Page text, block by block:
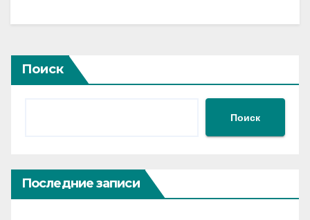
Поиск
Поиск
Последние записи